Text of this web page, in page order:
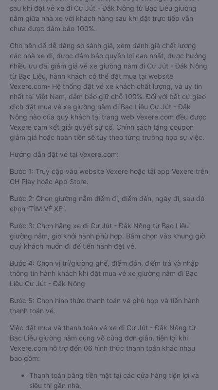
sau khi đặt vé xe đi Cư Jút - Đắk Nông từ Bạc Liêu giường
nằm giữa nhà xe với khách hàng sau khi đặt trực tiếp vẫn
chưa được đảm bảo 100%.
Cho nên để dễ dàng so sánh giá, xem đánh giá chất lượng
các nhà xe đi, được đảm bảo quyền lợi cao nhất, được hưởng
nhiều ưu đãi giảm giá vé xe giường nằm đi Cư Jút - Đắk Nông
từ Bạc Liêu, hành khách có thể đặt mua tại website
Vexere.com- Hệ thống đặt vé xe khách chất lượng, và uy tín
nhất tại Việt Nam, đảm bảo giữ chỗ 100%. Đối với bất cứ giao
dịch đặt mua vé xe giường nằm đi Bạc Liêu Cư Jút - Đắk
Nông nào của quý khách tại trang web Vexere.com đều được
Vexere cam kết giải quyết sự cố. Chính sách tặng coupon
giảm giá hoặc hoàn tiền sẽ tùy theo từng trường hợp sự việc.
Hướng dẫn đặt vé tại Vexere.com:
Bước 1: Truy cập vào website Vexere hoặc tải app Vexere trên
CH Play hoặc App Store.
Bước 2: Chọn giường nằm điểm đi, điểm đến, ngày đi, sau đó
chọn “TÌM VÉ XE”.
Bước 3: Chọn hãng xe đi Cư Jút - Đắk Nông từ Bạc Liêu
giường nằm, giờ khởi hành phù hợp. Bấm chọn vào khung giờ
quý khách muốn đi để tiến hành đặt vé.
Bước 4: Chọn vị trí/giường ghế, điểm đón, điểm trả và nhập
thông tin hành khách khi đặt mua vé xe giường nằm đi Bạc
Liêu Cư Jút - Đắk Nông
Bước 5: Chọn hình thức thanh toán vé phù hợp và tiến hành
thanh toán vé.
Việc đặt mua và thanh toán vé xe đi Cư Jút - Đắk Nông từ
Bạc Liêu giường nằm cũng vô cùng đơn giản, tiện lợi khi
Vexere.com hỗ trợ đến 06 hình thức thanh toán khác nhau
bao gồm:
Thanh toán bằng tiền mặt tại các cửa hàng tiện lợi và
siêu thị gần nhà.